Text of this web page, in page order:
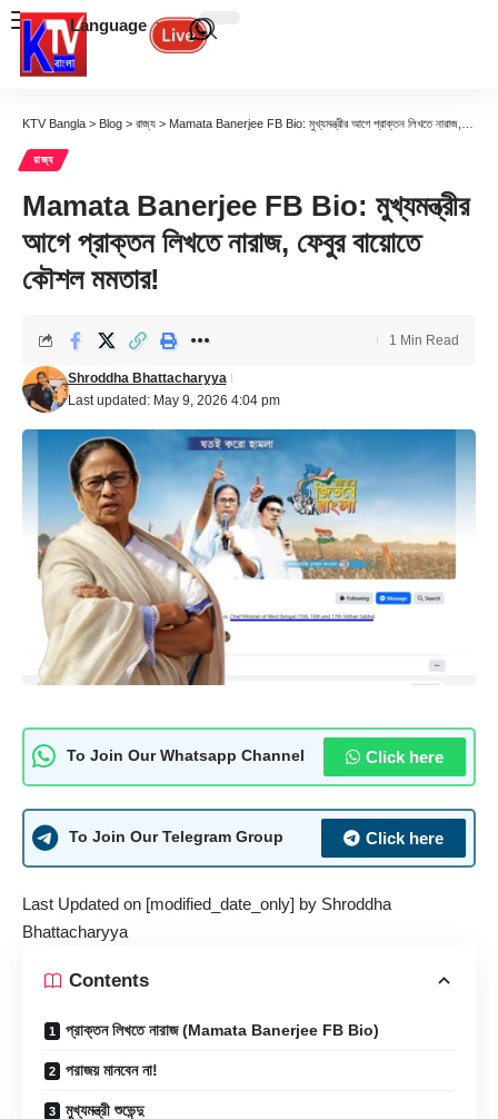
Language
KTV Bangla > Blog > রাজ্য > Mamata Banerjee FB Bio: মুখ্যমন্ত্রীর আগে প্রাক্তন লিখতে নারাজ, ফেবুর বায়োতে কৌশল মমতার!
রাজ্য
Mamata Banerjee FB Bio: মুখ্যমন্ত্রীর
আগে প্রাক্তন লিখতে নারাজ, ফেবুর বায়োতে
কৌশল মমতার!
Last updated: May 9, 2026 4:04 pm
Shroddha Bhattacharyya
1 Min Read
To Join Our Whatsapp Channel Click here
To Join Our Telegram Group Click here
Last Updated on [modified_date_only] by Shroddha
Bhattacharyya
Contents
প্রাক্তন লিখতে নারাজ (Mamata Banerjee FB Bio)
পরাজয় মানবেন না!
মুখ্যমন্ত্রী শুভেন্দু